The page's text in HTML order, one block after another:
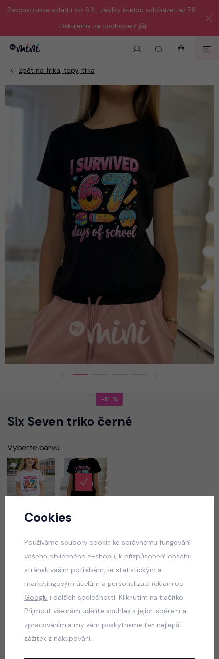
Rekonstrukce skladu do 6.8., zásilky budou odcházet až 7.8.
Děkujeme za pochopení 🤗
-81
Six Seven triko černé
Vyberte barvu
skladem 50 Kč
269 Kč
VLOŽIT DO KOŠÍKU
Cookies
Používáme soubory cookie ke správnému fungování
vašeho oblíbeného e-shopu, k přizpůsobení obsahu
stránek vašim potřebám, ke statistickým a
marketingovým účelům a personalizaci reklam od
Googlu i dalších společností. Kliknutím na tlačítko
Přijmout vše nám udělíte souhlas s jejich sběrem a
zpracováním a my vám poskytneme ten nejlepší
zážitek z nakupování.